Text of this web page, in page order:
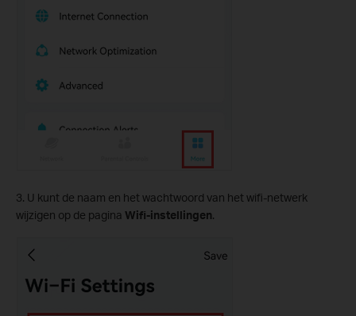
3. U kunt de naam en het wachtwoord van het wifi-netwerk
wijzigen op de pagina Wifi-instellingen.